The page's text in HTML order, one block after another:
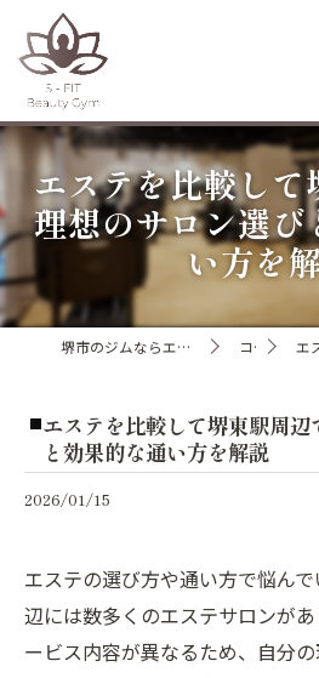
エステを比較し
理想のサロン選び
い方を
堺市のジムならエスフィットビューティージム コラム エステ
エステを比較して堺東駅周
と効果的な通い方を解説
2026/01/15
エステの選び方や通い方で悩ん
辺には数多くのエステサロンが
ービス内容が異なるため、自分